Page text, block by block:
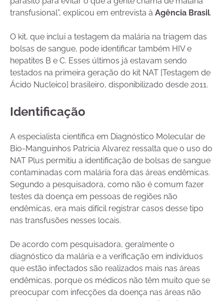
transfusional”, explicou em entrevista à Agência Brasil.
O kit, que inclui a testagem da malária na triagem das
bolsas de sangue, pode identificar também HIV e
hepatites B e C. Esses últimos já estavam sendo
testados na primeira geração do kit NAT [Testagem de
Ácido Nucleico] brasileiro, disponibilizado desde 2011.
Identificação
A especialista científica em Diagnóstico Molecular de
Bio-Manguinhos Patricia Alvarez ressalta que o uso do
NAT Plus permitiu a identificação de bolsas de sangue
contaminadas com malária fora das áreas endêmicas.
Segundo a pesquisadora, como não é comum fazer
testes da doença em pessoas de regiões não
endêmicas, era mais difícil registrar casos desse tipo
nas transfusões nesses locais.
De acordo com pesquisadora, geralmente o
diagnóstico da malária e a verificação em indivíduos
que estão infectados são realizados mais nas áreas
endêmicas, porque os médicos não têm muito que se
preocupar com infecções da doença nas áreas não